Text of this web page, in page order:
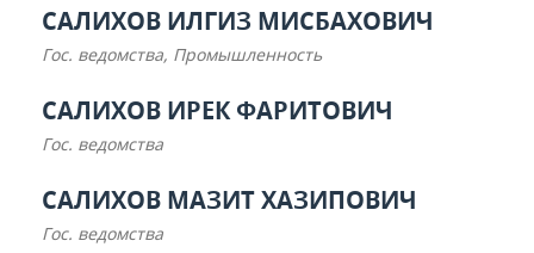
САЛИХОВ ИЛГИЗ МИСБАХОВИЧ
Гос. ведомства, Промышленность
САЛИХОВ ИРЕК ФАРИТОВИЧ
Гос. ведомства
САЛИХОВ МАЗИТ ХАЗИПОВИЧ
Гос. ведомства